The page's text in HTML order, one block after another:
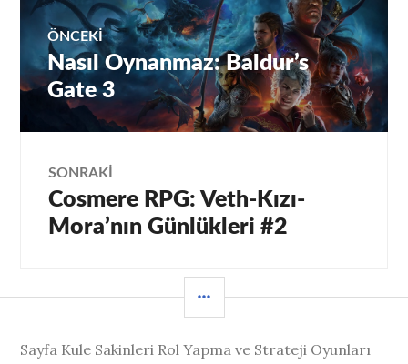
Yazı
gezinmesi
ÖNCEKI
Önceki
yazı:
Nasıl Oynanmaz: Baldur’s
Gate 3
SONRAKI
Sıradaki
Yazı:
Cosmere RPG: Veth-Kızı-
Mora’nın Günlükleri #2
MENÜ
Sayfa Kule Sakinleri Rol Yapma ve Strateji Oyunları